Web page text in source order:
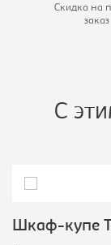
Скидка на
заказ
С
Шкаф-купе